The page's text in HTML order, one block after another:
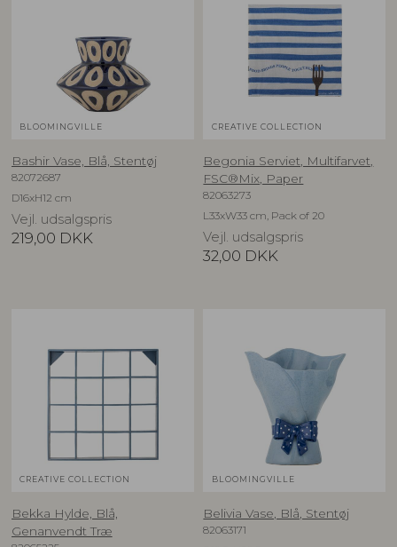
BLOOMINGVILLE
Bashir Vase, Blå, Stentøj
82072687
D16xH12 cm
Vejl. udsalgspris
219,00 DKK
CREATIVE COLLECTION
Begonia Serviet, Multifarvet,
FSC®Mix, Paper
82063273
L33xW33 cm, Pack of 20
Vejl. udsalgspris
32,00 DKK
CREATIVE COLLECTION
Bekka Hylde, Blå,
Genanvendt Træ
BLOOMINGVILLE
Belivia Vase, Blå, Stentøj
82063171